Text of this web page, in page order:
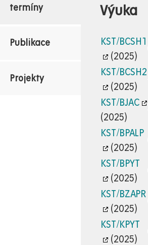
termíny
Publikace
Projekty
Výuka
KST/BCSH1
(2025)
KST/BCSH2
(2025)
KST/BJAC
(2025)
KST/BPALP
(2025)
KST/BPYT
(2025)
KST/BZAPR
(2025)
KST/KPYT
(2025)